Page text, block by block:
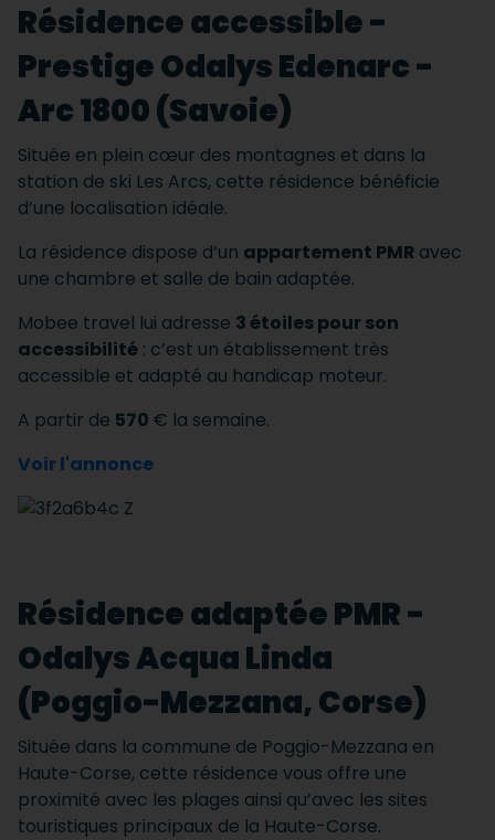
Résidence accessible -
Prestige Odalys Edenarc -
Arc 1800 (Savoie)
Située en plein cœur des montagnes et dans la
station de ski Les Arcs, cette résidence bénéficie
d’une localisation idéale.
La résidence dispose d’un appartement PMR avec
une chambre et salle de bain adaptée.
Mobee travel lui adresse 3 étoiles pour son
accessibilité : c’est un établissement très
accessible et adapté au handicap moteur.
A partir de 570 € la semaine.
Voir l'annonce
Résidence adaptée PMR -
Odalys Acqua Linda
(Poggio-Mezzana, Corse)
Située dans la commune de Poggio-Mezzana en
Haute-Corse, cette résidence vous offre une
proximité avec les plages ainsi qu’avec les sites
touristiques principaux de la Haute-Corse.